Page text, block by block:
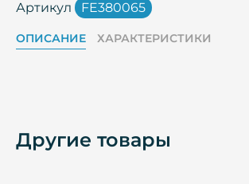
Артикул FE380065
ОПИСАНИЕ ХАРАКТЕРИСТИКИ
Другие товары